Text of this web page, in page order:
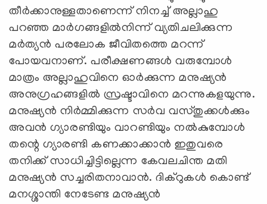
തീര്‍ക്കാനുള്ളതാണെന്ന് നിനച്ച് അല്ലാഹു
പറഞ്ഞ മാര്‍ഗങ്ങളില്‍നിന്ന് വ്യതിചലിക്കുന്ന
മര്‍ത്യന്‍ പരലോക ജീവിതത്തെ മറന്ന്
പോയവനാണ്. പരീക്ഷണങ്ങള്‍ വരുമ്പോള്‍
മാത്രം അല്ലാഹുവിനെ ഓര്‍ക്കുന്ന മനുഷ്യന്‍
അനുഗ്രഹങ്ങളില്‍ സ്രഷ്ടാവിനെ മറന്നുകളയുന്നു.
മനുഷ്യന്‍ നിര്‍മ്മിക്കുന്ന സര്‍വ വസ്തുക്കള്‍ക്കും
അവന്‍ ഗ്യാരണ്ടിയും വാറണ്ടിയും നല്‍കുമ്പോള്‍
തന്റെ ഗ്യാരണ്ടി കണക്കാക്കാന്‍ ഇതുവരെ
തനിക്ക് സാധിച്ചിട്ടില്ലെന്ന കേവലചിന്ത മതി
മനുഷ്യന്‍ സച്ചരിതനാവാന്‍. ദിക്‌റുകള്‍ കൊണ്ട്
മനശ്ശാന്തി നേടേണ്ട മനുഷ്യന്‍